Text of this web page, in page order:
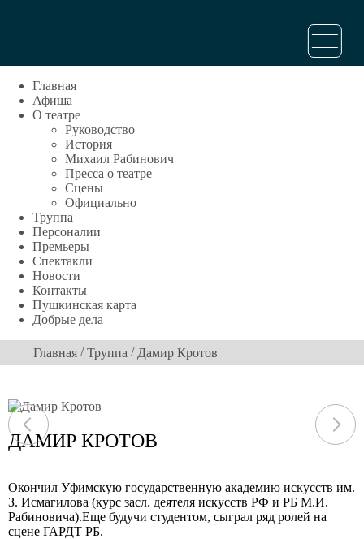
Главная
Афиша
О театре
Руководство
История
Михаил Рабинович
Пресса о театре
Сцены
Официально
Труппа
Персоналии
Премьеры
Спектакли
Новости
Контакты
Пушкинская карта
Добрые дела
Главная /Труппа / Дамир Кротов
ДАМИР КРОТОВ
Окончил Уфимскую государственную академию искусств им.
З. Исмагилова (курс засл. деятеля искусств РФ и РБ М.И.
Рабиновича).Еще будучи студентом, сыграл ряд ролей на
сцене ГАРДТ РБ.